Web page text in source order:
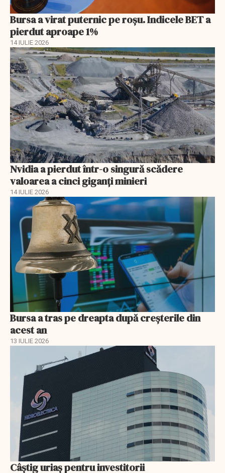
Bursa a virat puternic pe roșu. Indicele BET a
pierdut aproape 1%
14 IULIE 2026
Nvidia a pierdut într-o singură scădere
valoarea a cinci giganți minieri
14 IULIE 2026
Bursa a tras pe dreapta după creșterile din
acest an
13 IULIE 2026
Câștig uriaș pentru investitorii